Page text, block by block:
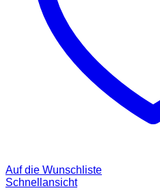
Auf die Wunschliste
Schnellansicht